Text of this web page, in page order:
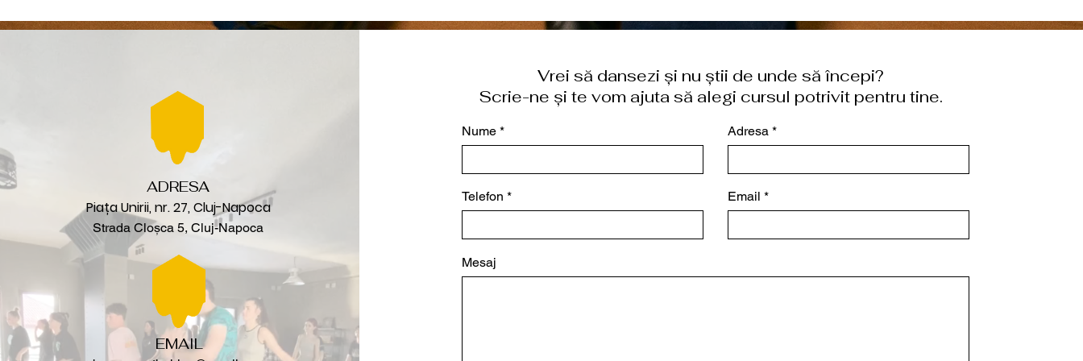
ADRESA
Piața Unirii, nr. 27, Cluj-Napoca
Strada Cloșca 5, Cluj-Napoca
EMAIL
Vrei să dansezi și nu știi de unde să începi?
Scrie-ne și te vom ajuta să alegi cursul potrivit pentru tine.
Nume
Telefon
Adresa
Email
Mesaj